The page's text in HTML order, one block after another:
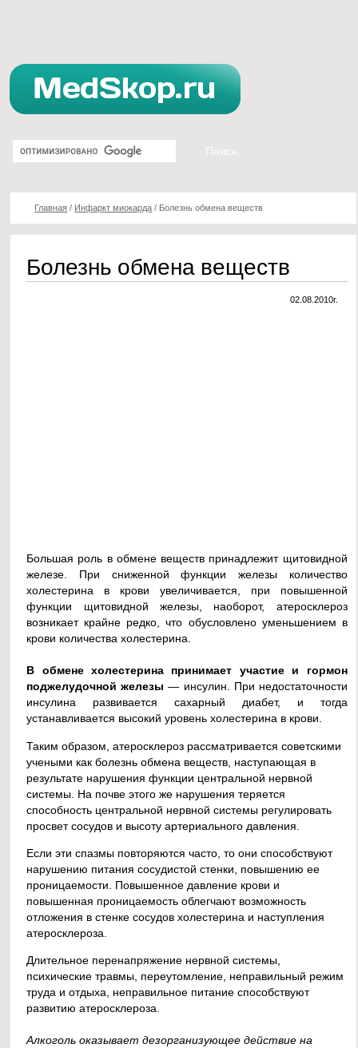
Главная / Инфаркт миокарда / Болезнь обмена веществ
Болезнь обмена веществ
02.08.2010г.
Большая роль в обмене веществ принадлежит щитовидной
железе. При сниженной функции железы количество
холестерина в крови увеличивается, при повышенной
функции щитовидной железы, наоборот, атеросклероз
возникает крайне редко, что обусловлено уменьшением в
крови количества холестерина.
В обмене холестерина принимает участие и гормон
поджелудочной железы— инсулин. При недостаточности
инсулина развивается сахарный диабет, и тогда
устанавливается высокий уровень холестерина в крови.
Таким образом, атеросклероз рассматривается советскими
учеными как болезнь обмена веществ, наступающая в
результате нарушения функции центральной нервной
системы. На почве этого же нарушения теряется
способность центральной нервной системы регулировать
просвет сосудов и высоту артериального давления.
Если эти спазмы повторяются часто, то они способствуют
нарушению питания сосудистой стенки, повышению ее
проницаемости. Повышенное давление крови и
повышенная проницаемость облегчают возможность
отложения в стенке сосудов холестерина и наступления
атеросклероза.
Длительное перенапряжение нервной системы,
психические травмы, переутомление, неправильный режим
труда и отдыха, неправильное питание способствуют
развитию атеросклероза.
Алкоголь оказывает дезорганизующее действие на